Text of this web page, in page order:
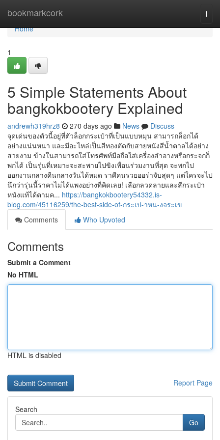
bookmarkcork
Home
Home
1
5 Simple Statements About
bangkokbootery Explained
andrewh319hrz8 270 days ago News
Discuss
จุดเด่นของตัวนี้อยู่ที่ตัวล็อกกระเป๋าที่เป็นแบบหมุน สามารถล็อกได้
อย่างแน่นหนา และมีอะไหล่เป็นสีทองตัดกับสายหนังสีน้ำตาลได้อย่าง
สวยงาม ข้างในสามารถใส่โทรศัพท์มือถือใส่เครื่องสำอางหรือกระจกก็
พกได้ เป็นรุ่นที่เหมาะจะสะพายไปขิงเพื่อนร่วมงานที่สุด จะพกไป
ออกงานกลางคืนกลางวันได้หมด ราศีคนรวยออร่าจับสุดๆ แต่ใครจะไป
นึกว่ารุ่นนี้ราคาไม่ได้แพงอย่างที่คิดเลย! เลือกลวดลายและสีกระเป๋า
หนังแท้ได้ตามค... https://bangkokbootery54332.is-
blog.com/45116259/the-best-side-of-กระเป-าหน-งจระเข
Comments
Who Upvoted
Comments
Submit a Comment
No HTML
HTML is disabled
Report Page
Search
Go